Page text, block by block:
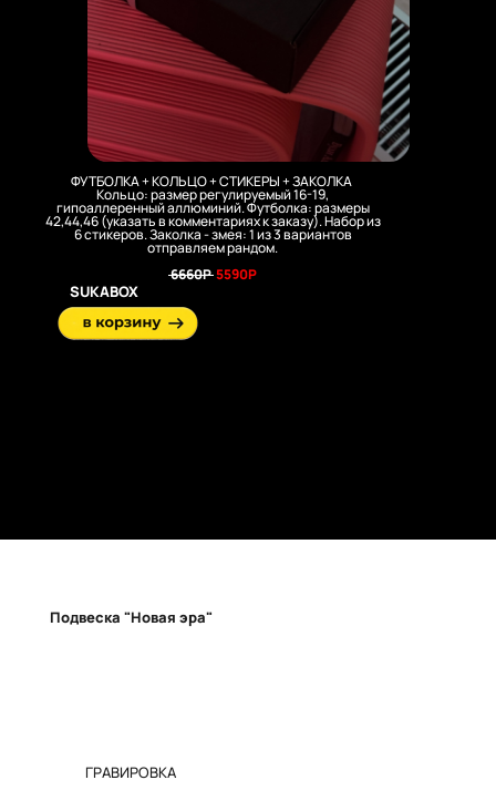
ФУТБОЛКА + КОЛЬЦО + СТИКЕРЫ + ЗАКОЛКА
Кольцо: размер регулируемый 16-19,
гипоаллеренный аллюминий. Футболка: размеры
42,44,46 (указать в комментариях к заказу). Набор из
6 стикеров. Заколка - змея: 1 из 3 вариантов
отправляем рандом.
6660Р5590P
SUKABOX
Подвеска "Новая эра"
ГРАВИРОВКА